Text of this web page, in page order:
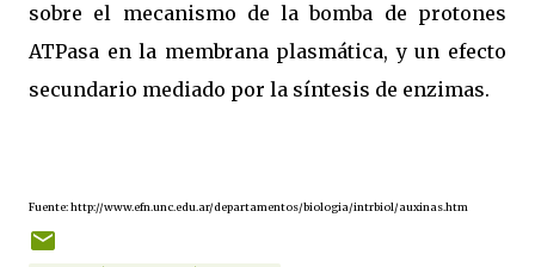
sobre el mecanismo de la bomba de protones
ATPasa en la membrana plasmática, y un efecto
secundario mediado por la síntesis de enzimas.
Fuente: http://www.efn.unc.edu.ar/departamentos/biologia/intrbiol/auxinas.htm